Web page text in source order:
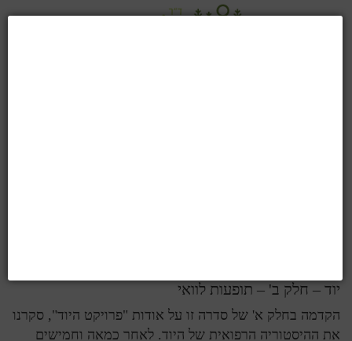
יוד – חלק ב' – תופעות לוואי
הקדמה בחלק א' של סדרה זו על אודות "פרויקט היוד", סקרנו
את ההיסטוריה הרפואית של היוד. לאחר כמאה וחמישים